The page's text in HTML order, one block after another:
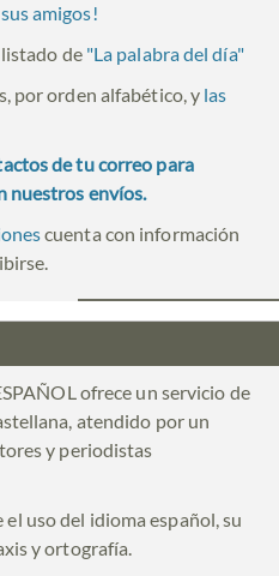
amigos!
de "La palabra del día"
por orden alfabético, y las
de tu correo para
nuestros envíos.
cuenta con información
ofrece un servicio de
atendido por un
y periodistas
uso del idioma español, su
y ortografía.